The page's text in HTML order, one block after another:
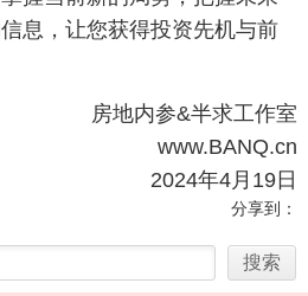
息，让您获得投资先机与前
房地内参&半求工作室
www.BANQ.cn
2024年4月19日
分享到：